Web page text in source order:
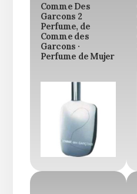
Comme Des
Garcons 2
Perfume, de
Comme des
Garcons ·
Perfume de Mujer